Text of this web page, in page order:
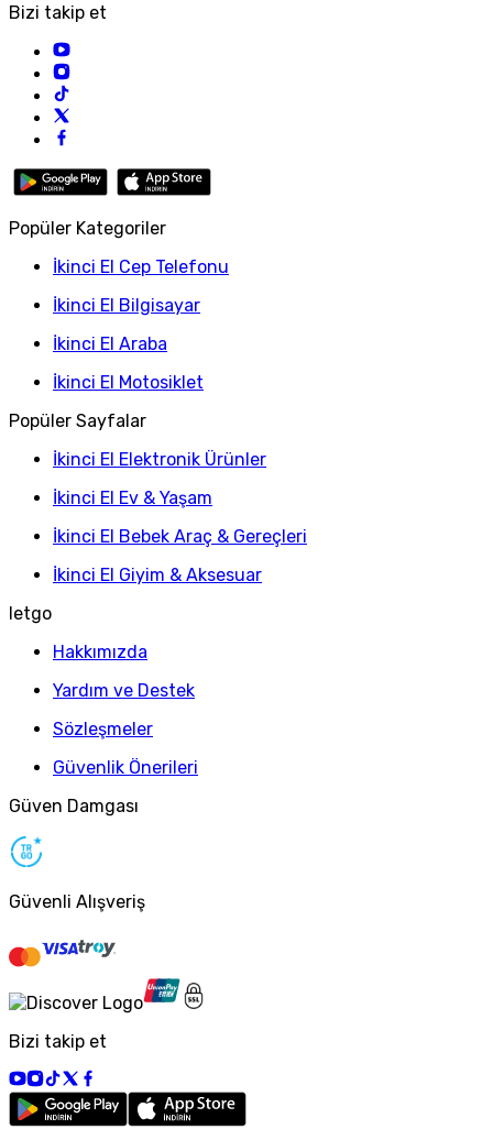
Bizi takip et
Popüler Kategoriler
İkinci El Cep Telefonu
İkinci El Bilgisayar
İkinci El Araba
İkinci El Motosiklet
Popüler Sayfalar
İkinci El Elektronik Ürünler
İkinci El Ev & Yaşam
İkinci El Bebek Araç & Gereçleri
İkinci El Giyim & Aksesuar
letgo
Hakkımızda
Yardım ve Destek
Sözleşmeler
Güvenlik Önerileri
Güven Damgası
Güvenli Alışveriş
Bizi takip et